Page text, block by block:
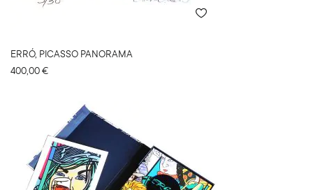
ERRÓ, PICASSO PANORAMA
400,00€